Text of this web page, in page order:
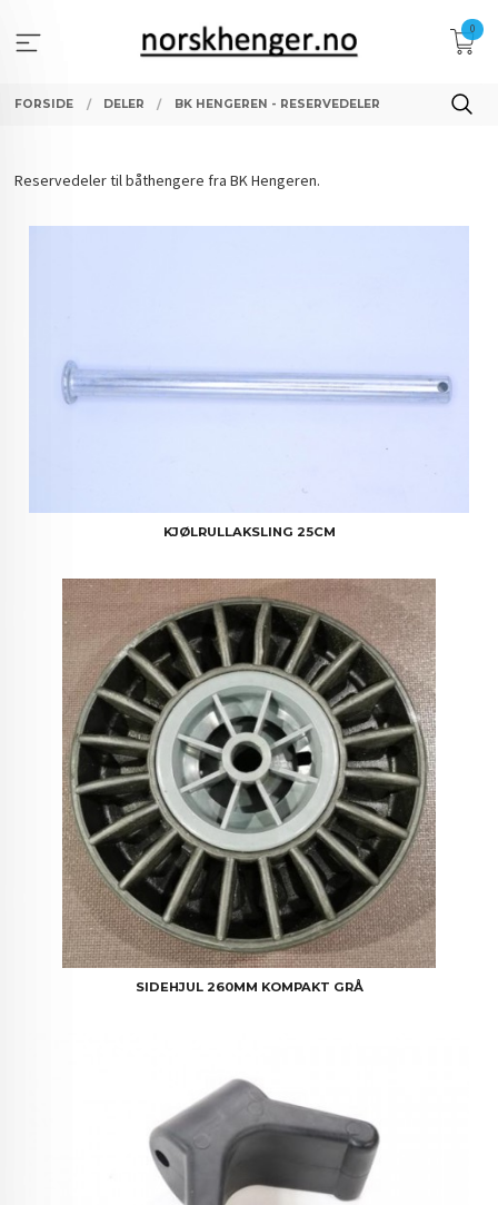
innholdet
0
FORSIDE DELER BK HENGEREN - RESERVEDELER
Reservedeler til båthengere fra BK Hengeren.
KJØLRULLAKSLING 25CM
SIDEHJUL 260MM KOMPAKT GRÅ